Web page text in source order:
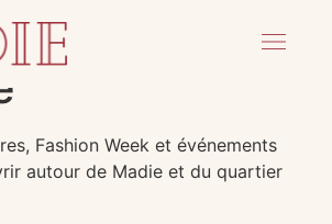
:
Fashion Week et événements
autour de Madie et du quartier